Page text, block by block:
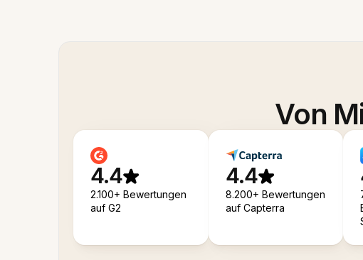
Von
4.4
2.100+ Bewertungen
auf G2
4.4
8.200+ Bewertungen
auf Capterra